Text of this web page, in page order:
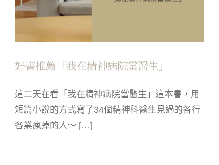
好書推薦「我在精神病院當醫生」
這二天在看「我在精神病院當醫生」這本書，用
短篇小說的方式寫了34個精神科醫生見過的各行
各業瘋掉的人～ […]